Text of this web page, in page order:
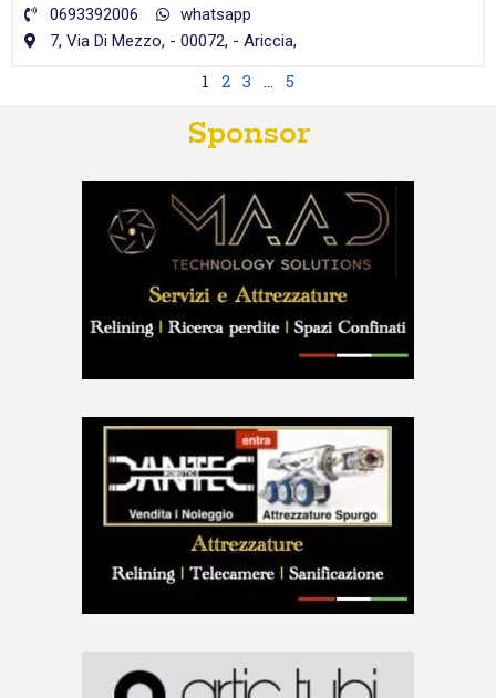
0693392006
whatsapp
7, Via Di Mezzo, - 00072, - Ariccia,
1 2 3 … 5
Sponsor